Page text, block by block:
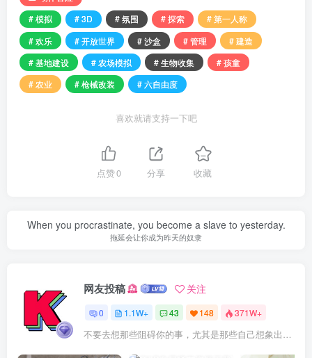
# 模拟
# 3D # 氛围 # 探索
# 第一人称
# 欢乐
# 开放世界 # 沙盒 # 管理
# 建造
# 基地建设
# 农场模拟 # 生物收集
# 孩童
# 农业
# 枪械改装 # 六自由度
喜欢就请支持一下吧
点赞0 分享 收藏
When you procrastinate, you become a slave to yesterday.
拖延会让你成为昨天的奴隶
网友投稿 关注
0 1.1W+ 43 148 371W+
不要去想那些阻碍你的事，尤其是那些自己想象出来的事